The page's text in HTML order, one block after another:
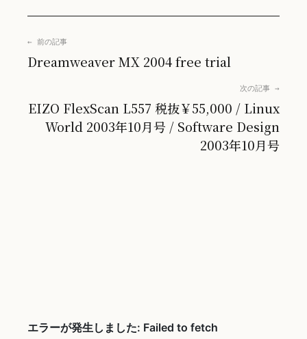
← 前の記事
Dreamweaver MX 2004 free trial
次の記事 →
EIZO FlexScan L557 税抜￥55,000 / Linux
World 2003年10月号 / Software Design
2003年10月号